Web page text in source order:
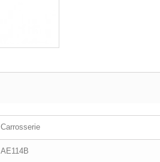
Carrosserie
AE114B